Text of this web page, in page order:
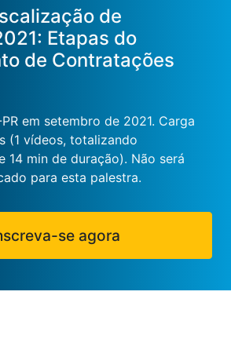
de
Etapas do
de Contratações
em setembro de 2021. Carga
(1 vídeos, totalizando
14 min de duração). Não será
para esta palestra.
se agora